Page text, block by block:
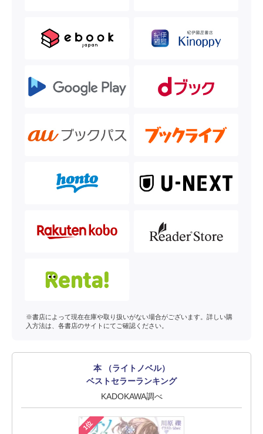
※書店によって現在在庫や取り扱いがない場合がございます。詳しい購
入方法は、各書店のサイトにてご確認ください。
本 （ライトノベル）
ベストセラーランキング
KADOKAWA調べ
1位